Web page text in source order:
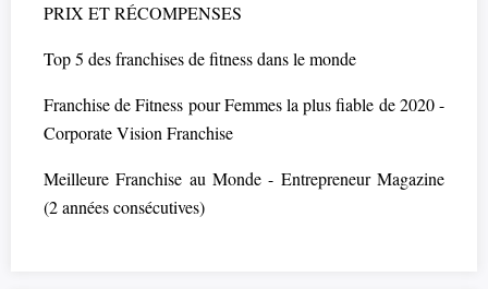
PRIX ET RÉCOMPENSES
Top 5 des franchises de fitness dans le monde
Franchise de Fitness pour Femmes la plus fiable de 2020 -
Corporate Vision Franchise
Meilleure Franchise au Monde - Entrepreneur Magazine
(2 années consécutives)